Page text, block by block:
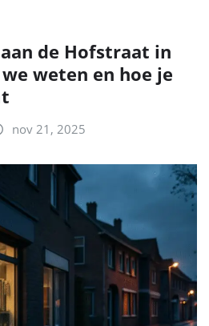
de Hofstraat in
weten en hoe je
nov 21, 2025